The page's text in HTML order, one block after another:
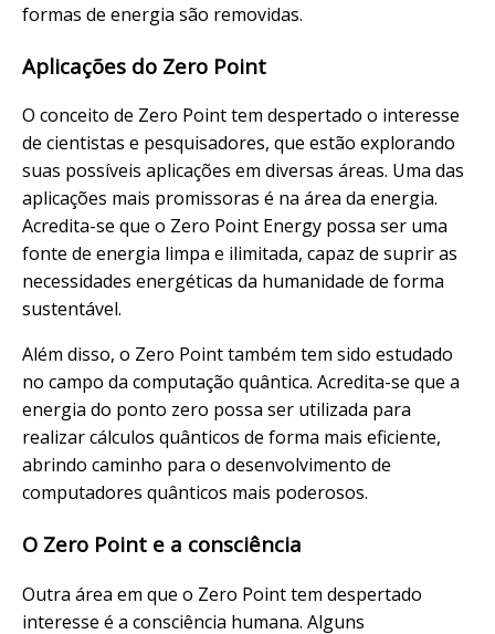
formas de energia são removidas.
Aplicações do Zero Point
O conceito de Zero Point tem despertado o interesse
de cientistas e pesquisadores, que estão explorando
suas possíveis aplicações em diversas áreas. Uma das
aplicações mais promissoras é na área da energia.
Acredita-se que o Zero Point Energy possa ser uma
fonte de energia limpa e ilimitada, capaz de suprir as
necessidades energéticas da humanidade de forma
sustentável.
Além disso, o Zero Point também tem sido estudado
no campo da computação quântica. Acredita-se que a
energia do ponto zero possa ser utilizada para
realizar cálculos quânticos de forma mais eficiente,
abrindo caminho para o desenvolvimento de
computadores quânticos mais poderosos.
O Zero Point e a consciência
Outra área em que o Zero Point tem despertado
interesse é a consciência humana. Alguns